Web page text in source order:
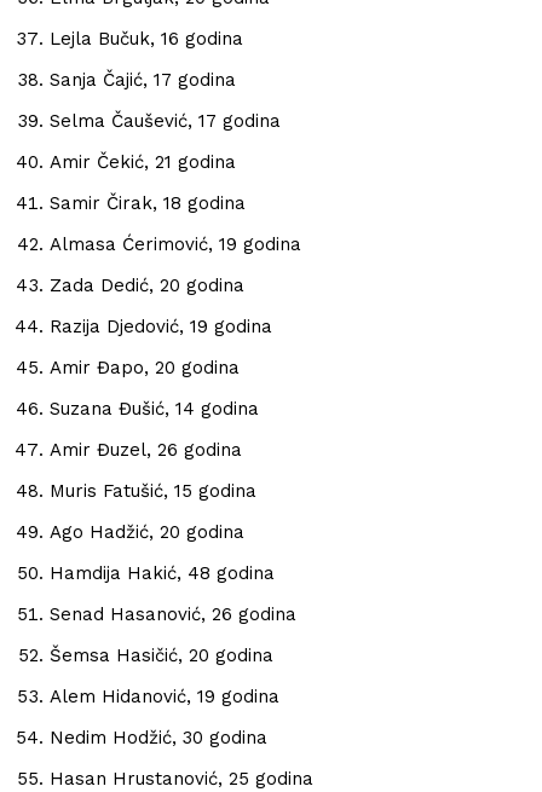
Lejla Bučuk, 16 godina
Sanja Čajić, 17 godina
Selma Čaušević, 17 godina
Amir Čekić, 21 godina
Samir Čirak, 18 godina
Almasa Ćerimović, 19 godina
Zada Dedić, 20 godina
Razija Djedović, 19 godina
Amir Đapo, 20 godina
Suzana Đušić, 14 godina
Amir Đuzel, 26 godina
Muris Fatušić, 15 godina
Ago Hadžić, 20 godina
Hamdija Hakić, 48 godina
Senad Hasanović, 26 godina
Šemsa Hasičić, 20 godina
Alem Hidanović, 19 godina
Nedim Hodžić, 30 godina
Hasan Hrustanović, 25 godina